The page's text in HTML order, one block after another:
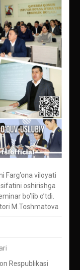
Farg’ona viloyati
oshirishga
bo’lib o’tdi.
M.Toshmatova
Respublikasi